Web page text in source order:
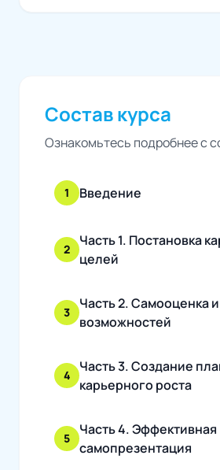
Состав курса
Ознакомьтесь подробнее с
1 Введение
2
Часть 1. Постановка
целей
3
Часть 2. Самооценка
возможностей
4
Часть 3. Создание
карьерного роста
5
Часть 4. Эффективная
самопрезентация